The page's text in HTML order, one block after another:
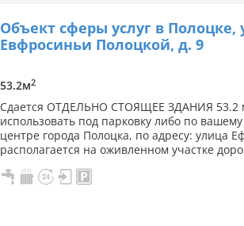
Объект сферы услуг в Полоцке,
Евфросиньи Полоцкой, д. 9
53.2м2
Сдается ОТДЕЛЬНО СТОЯЩЕЕ ЗДАНИЯ 53.2
использовать под парковку либо по
центре города Полоцка, по адресу: улица
располагается на оживленном участке